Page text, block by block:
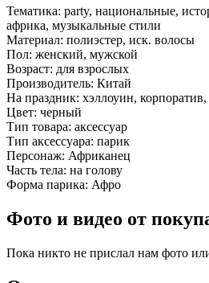
Тематика: party, национальные,
африка, музыкальные стили
Материал: полиэстер, иск. волосы
Пол: женский, мужской
Возраст: для взрослых
Производитель: Китай
На праздник: хэллоуин,
Цвет: черный
Тип товара: аксессуар
Тип аксессуара: парик
Персонаж: Африканец
Часть тела: на голову
Форма парика: Афро
Фото и видео от
Пока никто не прислал нам фото